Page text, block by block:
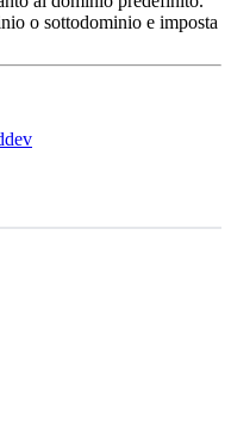
o sottodominio e imposta